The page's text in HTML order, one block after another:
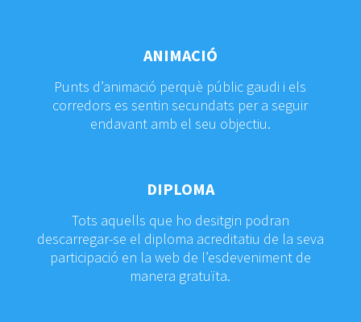
ANIMACIÓ
Punts d’animació perquè públic gaudi i els
corredors es sentin secundats per a seguir
endavant amb el seu objectiu.
DIPLOMA
Tots aquells que ho desitgin podran
descarregar-se el diploma acreditatiu de la seva
participació en la web de l’esdeveniment de
manera gratuïta.